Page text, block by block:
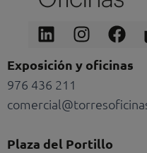
Linkedin
Exposición y oficinas
976 436 211
Plaza del Portillo